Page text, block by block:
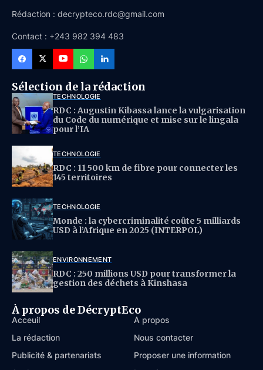
Rédaction : decrypteco.rdc@gmail.com
Contact : +243 982 394 483
Sélection de la rédaction
TECHNOLOGIE
RDC : Augustin Kibassa lance la vulgarisation
du Code du numérique et mise sur le lingala
pour l’IA
TECHNOLOGIE
RDC : 11 500 km de fibre pour connecter les
145 territoires
TECHNOLOGIE
Monde : la cybercriminalité coûte 5 milliards
USD à l’Afrique en 2025 (INTERPOL)
ENVIRONNEMENT
RDC : 250 millions USD pour transformer la
gestion des déchets à Kinshasa
À propos de DécryptEco
Acceuil
À propos
La rédaction
Nous contacter
Publicité & partenariats
Proposer une information